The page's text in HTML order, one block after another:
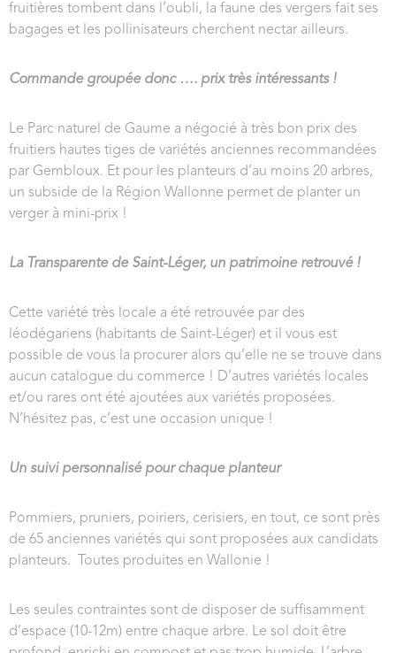
fruitières tombent dans l’oubli, la faune des vergers fait ses
bagages et les pollinisateurs cherchent nectar ailleurs.
Commande groupée donc …. prix très intéressants !
Le Parc naturel de Gaume a négocié à très bon prix des
fruitiers hautes tiges de variétés anciennes recommandées
par Gembloux. Et pour les planteurs d’au moins 20 arbres,
un subside de la Région Wallonne permet de planter un
verger à mini-prix !
La Transparente de Saint-Léger, un patrimoine retrouvé !
Cette variété très locale a été retrouvée par des
léodégariens (habitants de Saint-Léger) et il vous est
possible de vous la procurer alors qu’elle ne se trouve dans
aucun catalogue du commerce ! D’autres variétés locales
et/ou rares ont été ajoutées aux variétés proposées.
N’hésitez pas, c’est une occasion unique !
Un suivi personnalisé pour chaque planteur
Pommiers, pruniers, poiriers, cerisiers, en tout, ce sont près
de 65 anciennes variétés qui sont proposées aux candidats
planteurs. Toutes produites en Wallonie !
Les seules contraintes sont de disposer de suffisamment
d’espace (10-12m) entre chaque arbre. Le sol doit être